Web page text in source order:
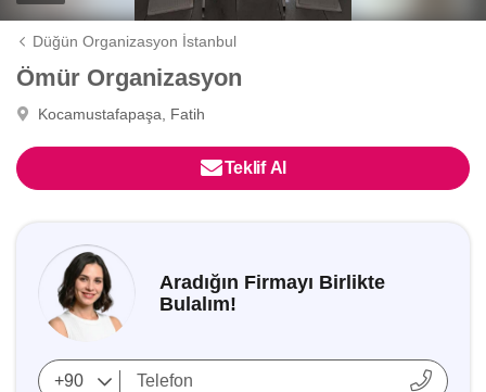
Düğün Organizasyon İstanbul
Ömür Organizasyon
Kocamustafapaşa, Fatih
Teklif Al
Aradığın Firmayı Birlikte
Bulalım!